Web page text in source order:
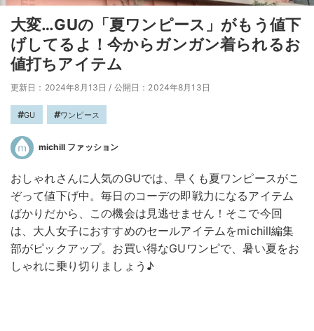
大変…GUの「夏ワンピース」がもう値下
げしてるよ！今からガンガン着られるお
値打ちアイテム
更新日：2024年8月13日 / 公開日：2024年8月13日
GU ワンピース
michill ファッション
おしゃれさんに人気のGUでは、早くも夏ワンピースがこ
ぞって値下げ中。毎日のコーデの即戦力になるアイテム
ばかりだから、この機会は見逃せません！そこで今回
は、大人女子におすすめのセールアイテムをmichill編集
部がピックアップ。お買い得なGUワンピで、暑い夏をお
しゃれに乗り切りましょう♪